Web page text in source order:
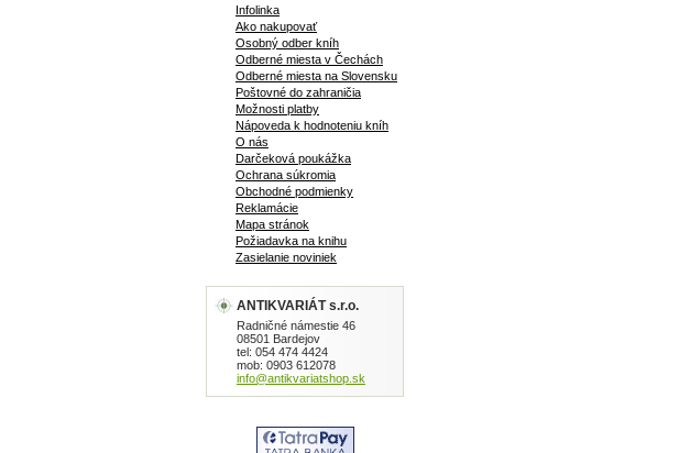
Infolinka
Ako nakupovať
Osobný odber kníh
Odberné miesta v Čechách
Odberné miesta na Slovensku
Poštovné do zahraničia
Možnosti platby
Nápoveda k hodnoteniu kníh
O nás
Darčeková poukážka
Ochrana súkromia
Obchodné podmienky
Reklamácie
Mapa stránok
Požiadavka na knihu
Zasielanie noviniek
ANTIKVARIÁT s.r.o.
Radničné námestie 46
08501 Bardejov
tel: 054 474 4424
mob: 0903 612078
info@antikvariatshop.sk